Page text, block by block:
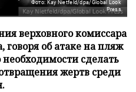
Фото: Kay Nietfeld/dpa/Global Look
Press
верховного комиссара
об атаке на пляж
сделать
жертв среди